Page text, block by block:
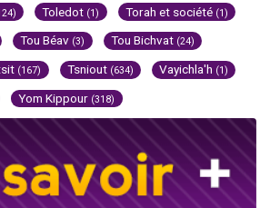
Toledot (1) Torah et société (1)
Tou Béav (3) Tou Bichvat (24)
(167) Tsniout (634) Vayichla'h (1)
Yom Kippour (318)